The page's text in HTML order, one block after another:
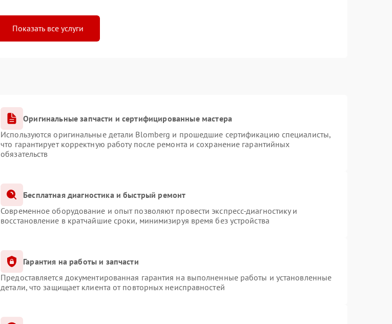
Показать все услуги
Оригинальные запчасти и сертифицированные мастера
Используются оригинальные детали Blomberg и прошедшие сертификацию специалисты,
что гарантирует корректную работу после ремонта и сохранение гарантийных
обязательств
Бесплатная диагностика и быстрый ремонт
Современное оборудование и опыт позволяют провести экспресс-диагностику и
восстановление в кратчайшие сроки, минимизируя время без устройства
Гарантия на работы и запчасти
Предоставляется документированная гарантия на выполненные работы и установленные
детали, что защищает клиента от повторных неисправностей